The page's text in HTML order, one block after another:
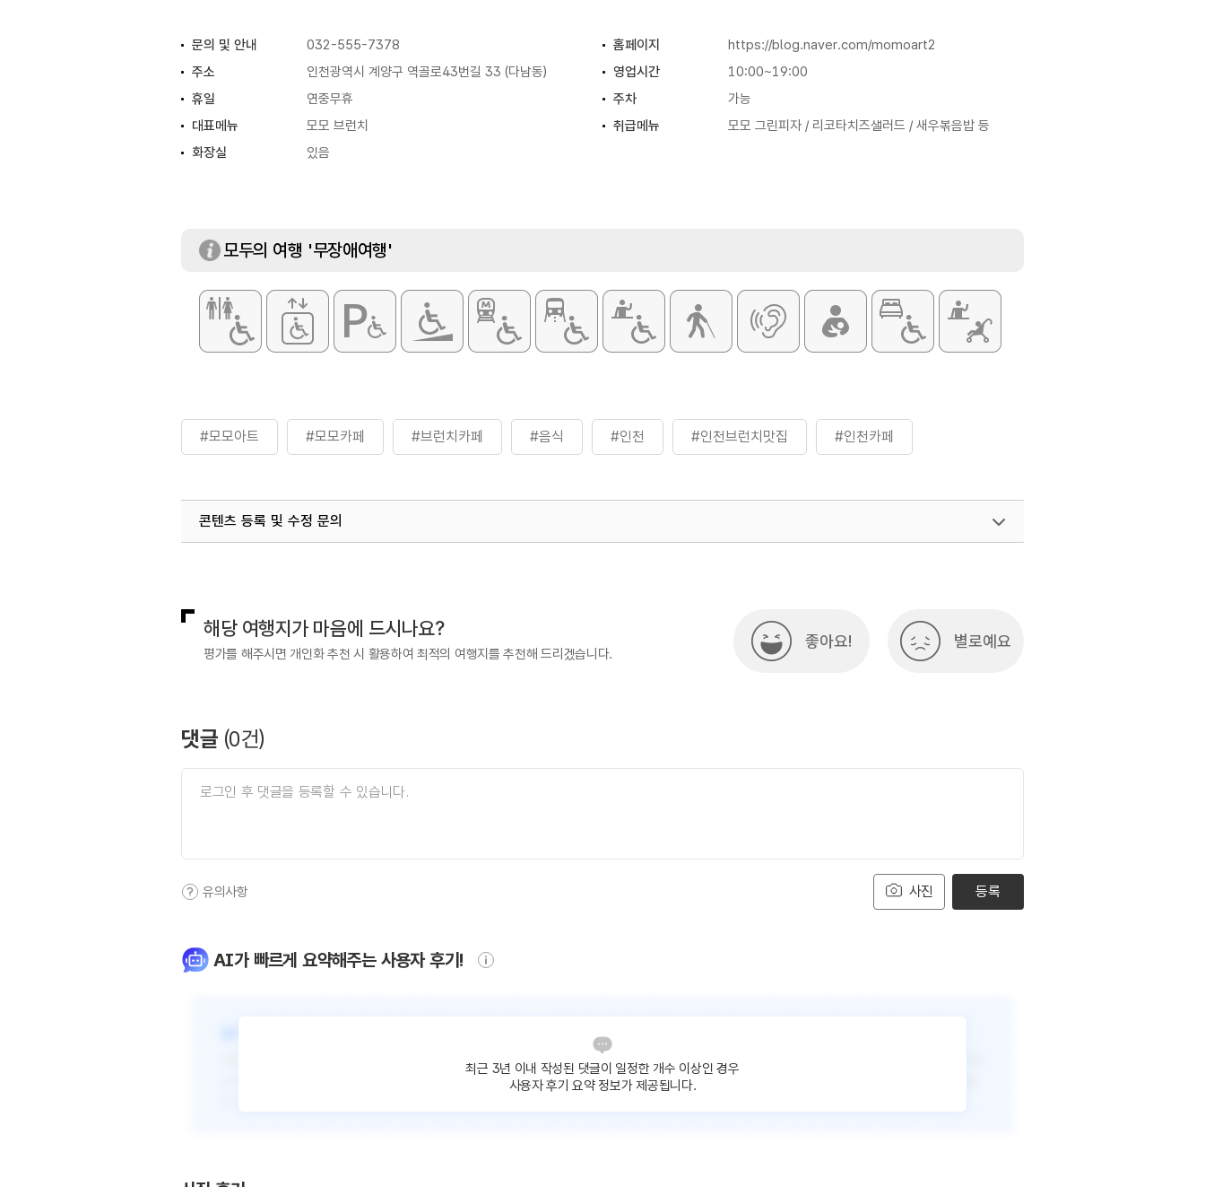
문의 및 안내 032-555-7378 홈페이지
https://blog.naver.com/momoart2
주소
인천광역시 계양구 역골로43번길 33 (다남동) 영업시간
10:00~19:00
휴일
연중무휴 주차
가능
대표메뉴
모모 브런치 취급메뉴
모모 그린피자 / 리코타치즈샐러드 / 새우볶음밥 등
화장실
있음
모두의 여행 '무장애여행'
#모모아트 #모모카페 #브런치카페 #음식 #인천 #인천브런치맛집 #인천카페
콘텐츠 등록 및 수정 문의
해당 여행지가 마음에 드시나요?
평가를 해주시면 개인화 추천 시 활용하여 최적의 여행지를 추천해 드리겠습니다.
좋아요! 별로예요
댓글 (0건)
사진
유의사항 등록
AI가 빠르게 요약해주는 사용자 후기!
최근 3년 이내 작성된 댓글이 일정한 개수 이상인 경우
사용자 후기 요약 정보가 제공됩니다.